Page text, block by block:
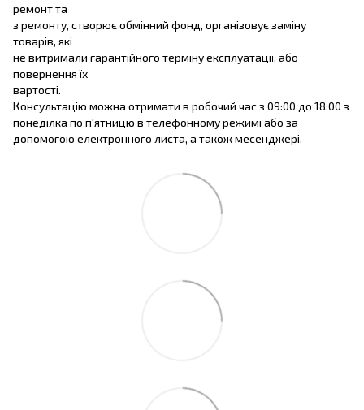
ремонт та
з ремонту, створює обмінний фонд, організовує заміну
товарів, які
не витримали гарантійного терміну експлуатації, або
повернення їх
вартості.
Консультацію можна отримати в робочий час з 09:00 до 18:00 з
понеділка по п'ятницю в телефонному режимі або за
допомогою електронного листа, а також месенджері.